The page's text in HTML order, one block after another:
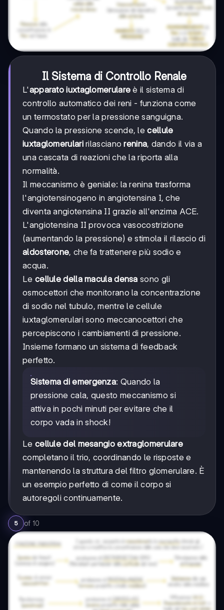
Il Sistema di Controllo Renale
L'apparato iuxtaglomerulare è il sistema di
controllo automatico dei reni - funziona come
un termostato per la pressione sanguigna.
Quando la pressione scende, lecellule
iuxtaglomerularirilascianorenina, dando il via a
una cascata di reazioni che la riporta alla
normalità.
Il meccanismo è geniale: la renina trasforma
l'angiotensinogeno in angiotensina I, che
diventa angiotensina II grazie all'enzima ACE.
L'angiotensina II provoca vasocostrizione
(aumentando la pressione) e stimola il rilascio di
aldosterone, che fa trattenere più sodio e
acqua.
Le cellule della macula densa sono gli
osmocettori che monitorano la concentrazione
di sodio nel tubulo, mentre le cellule
iuxtaglomerulari sono meccanocettori che
percepiscono i cambiamenti di pressione.
Insieme formano un sistema di feedback
perfetto.
Sistema di emergenza: Quando la
pressione cala, questo meccanismo si
attiva in pochi minuti per evitare che il
corpo vada in shock!
Le cellule del mesangio extraglomerulare
completano il trio, coordinando le risposte e
mantenendo la struttura del filtro glomerulare. È
un esempio perfetto di come il corpo si
autoregoli continuamente.
5 of 10